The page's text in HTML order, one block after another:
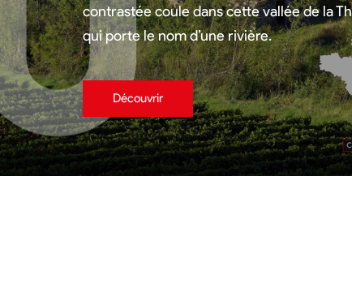
contrastée coule dans cette vallée de la
qui porte le nom d’une rivière.
Découvrir